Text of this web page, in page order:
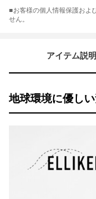
■お客様の個人情報保護およ
せん。
アイテム説明
地球環境に優し